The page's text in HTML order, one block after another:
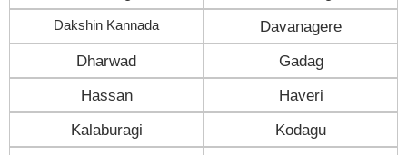
Dakshin Kannada Davanagere
Dharwad Gadag
Hassan Haveri
Kalaburagi Kodagu